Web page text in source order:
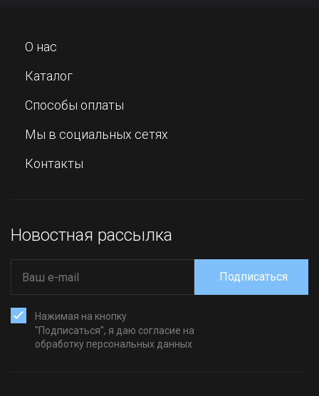
О нас
Каталог
Способы оплаты
Мы в социальных сетях
Контакты
Новостная рассылка
Нажимая на кнопку
"Подписаться", я даю согласие на
обработку персональных данных
Подписаться